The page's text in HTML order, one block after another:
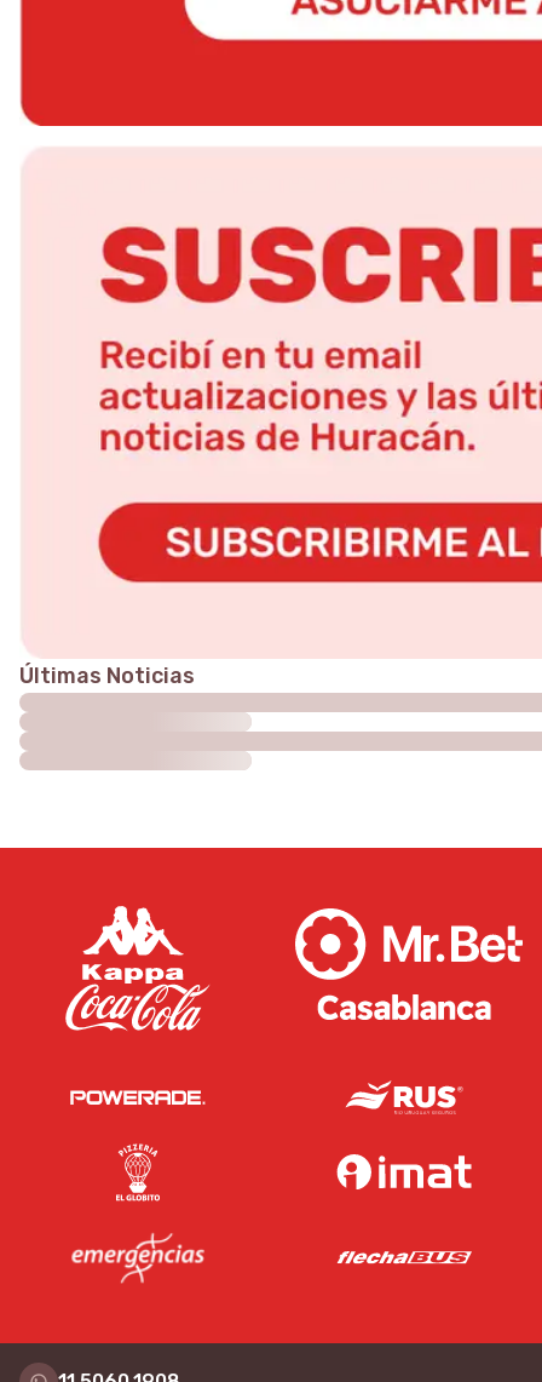
Últimas Noticias